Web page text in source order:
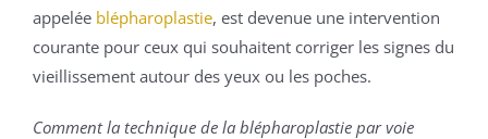
appelée blépharoplastie, est devenue une intervention
courante pour ceux qui souhaitent corriger les signes du
vieillissement autour des yeux ou les poches.
Comment la technique de la blépharoplastie par voie